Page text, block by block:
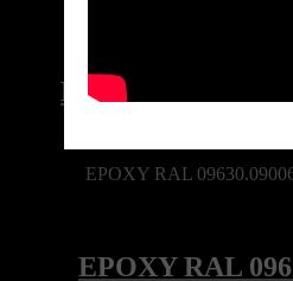
EPOXY RAL
EPOXY RAL